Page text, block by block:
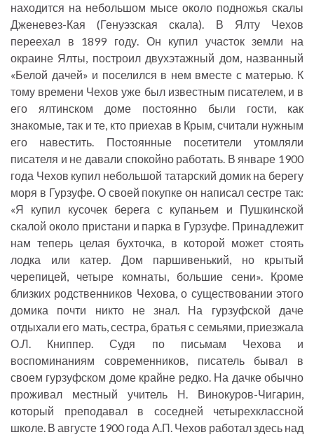
находится на небольшом мысе около подножья скалы
Дженевез-Кая (Генуэзская скала). В Ялту Чехов
переехал в 1899 году. Он купил участок земли на
окраине Ялты, построил двухэтажный дом, названный
«Белой дачей» и поселился в нем вместе с матерью. К
тому времени Чехов уже был известным писателем, и в
его ялтинском доме постоянно были гости, как
знакомые, так и те, кто приехав в Крым, считали нужным
его навестить. Постоянные посетители утомляли
писателя и не давали спокойно работать. В январе 1900
года Чехов купил небольшой татарский домик на берегу
моря в Гурзуфе. О своей покупке он написал сестре так:
«Я купил кусочек берега с купаньем и Пушкинской
скалой около пристани и парка в Гурзуфе. Принадлежит
нам теперь целая бухточка, в которой может стоять
лодка или катер. Дом паршивенький, но крытый
черепицей, четыре комнаты, большие сени». Кроме
близких родственников Чехова, о существовании этого
домика почти никто не знал. На гурзуфской даче
отдыхали его мать, сестра, братья с семьями, приезжала
О.Л. Книппер. Судя по письмам Чехова и
воспоминаниям современников, писатель бывал в
своем гурзуфском доме крайне редко. На дачке обычно
проживал местный учитель Н. Винокуров-Чигарин,
который преподавал в соседней четырехклассной
школе. В августе 1900 года А.П. Чехов работал здесь над